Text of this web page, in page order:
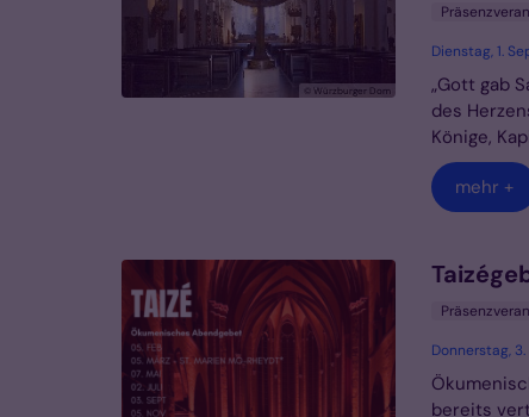
© Würzburger Dom
Dienstag, 1.
„Gott gab
des
Könige,
mehr +
Donnerstag,
bereits